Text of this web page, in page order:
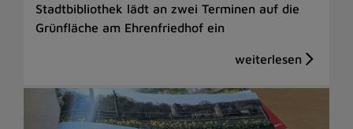
Stadtbibliothek lädt an zwei Terminen auf die
Grünfläche am Ehrenfriedhof ein